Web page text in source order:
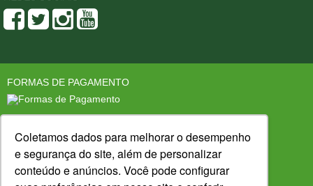
Coletamos dados para melhorar o desempenho
e segurança do site, além de personalizar
conteúdo e anúncios. Você pode configurar
FORMAS DE PAGAMENTO